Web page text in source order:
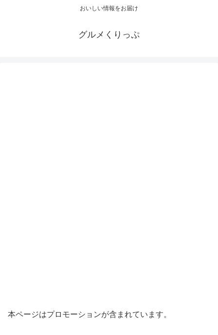
おいしい情報をお届け
グルメくりっぷ
本ページはプロモーションが含まれています。